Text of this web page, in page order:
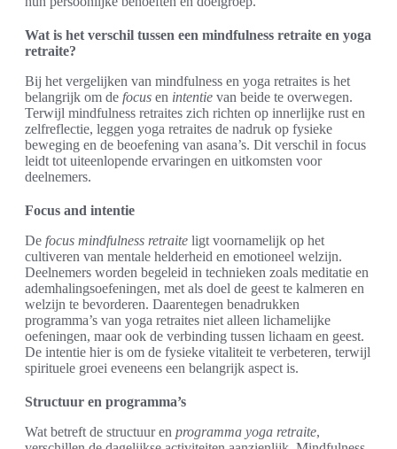
Wat is het verschil tussen een mindfulness retraite en yoga
retraite?
Bij het vergelijken van mindfulness en yoga retraites is het
belangrijk om de focus en intentie van beide te overwegen.
Terwijl mindfulness retraites zich richten op innerlijke rust en
zelfreflectie, leggen yoga retraites de nadruk op fysieke
beweging en de beoefening van asana’s. Dit verschil in focus
leidt tot uiteenlopende ervaringen en uitkomsten voor
deelnemers.
Focus and intentie
De focus mindfulness retraite ligt voornamelijk op het
cultiveren van mentale helderheid en emotioneel welzijn.
Deelnemers worden begeleid in technieken zoals meditatie en
ademhalingsoefeningen, met als doel de geest te kalmeren en
welzijn te bevorderen. Daarentegen benadrukken
programma’s van yoga retraites niet alleen lichamelijke
oefeningen, maar ook de verbinding tussen lichaam en geest.
De intentie hier is om de fysieke vitaliteit te verbeteren, terwijl
spirituele groei eveneens een belangrijk aspect is.
Structuur en programma’s
Wat betreft de structuur en programma yoga retraite,